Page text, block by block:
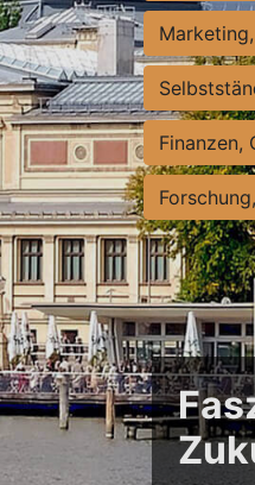
Finanzen,